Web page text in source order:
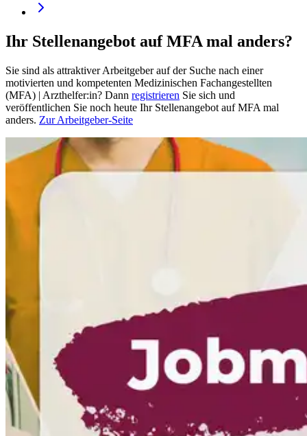
Ihr Stellenangebot auf MFA mal anders?
Sie sind als attraktiver Arbeitgeber auf der Suche nach einer
motivierten und kompetenten Medizinischen Fachangestellten
(MFA) | Arzthelfer:in? Dann registrieren Sie sich und
veröffentlichen Sie noch heute Ihr Stellenangebot auf MFA mal
anders. Zur Arbeitgeber-Seite